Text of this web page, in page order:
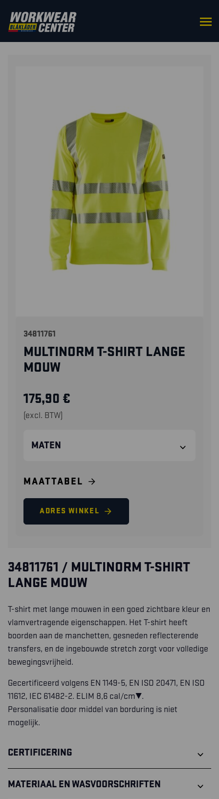
HOME/BOVENKLEDING
/ MULTINORM T-
34811761
MULTINORM T-SHIRT LANGE
MOUW
175,90 €
(excl. BTW)
MATEN
MAATTABEL
ADRES WINKEL
34811761 / MULTINORM T-SHIRT
LANGE MOUW
T-shirt met lange mouwen in een goed zichtbare kleur en
vlamvertragende eigenschappen. Het T-shirt heeft
boorden aan de manchetten, gesneden reflecterende
transfers, en de ingebouwde stretch zorgt voor volledige
bewegingsvrijheid.
Gecertificeerd volgens EN 1149-5, EN ISO 20471, EN ISO
11612, IEC 61482-2. ELIM 8,6 cal/cm².
Personalisatie door middel van borduring is niet
mogelijk.
CERTIFICERING
MATERIAAL EN WASVOORSCHRIFTEN